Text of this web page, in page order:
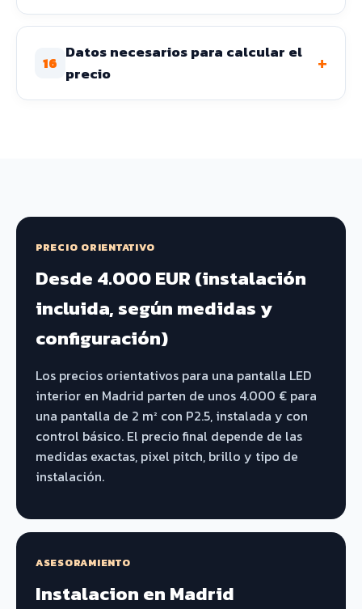
16
Datos necesarios para calcular el
precio
+
PRECIO ORIENTATIVO
Desde 4.000 EUR (instalación
incluida, según medidas y
configuración)
Los precios orientativos para una pantalla LED
interior en Madrid parten de unos 4.000 € para
una pantalla de 2 m² con P2.5, instalada y con
control básico. El precio final depende de las
medidas exactas, pixel pitch, brillo y tipo de
instalación.
ASESORAMIENTO
Instalacion en Madrid